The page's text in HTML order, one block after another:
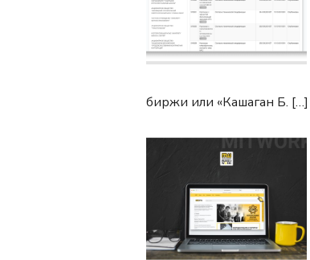
биржи или «Кашаган Б. […]